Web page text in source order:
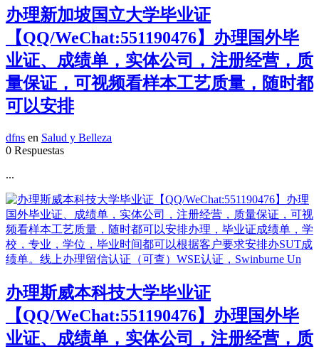
办理新加坡国立大学毕业证
【QQ/WeChat:551190476】办理国外毕
业证、成绩单，实体公司，注册经营，质
量保证，可视频看样本工艺质量，随时都
可以安排
dfns en Salud y Belleza
0 Respuestas
...
办理斯威本科技大学毕业证
【QQ/WeChat:551190476】办理国外毕
业证、成绩单，实体公司，注册经营，质